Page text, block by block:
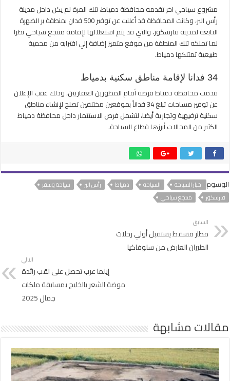
مشروع سياحي اخر تقدمه محافظة دمياط، تلك المرة لم يكن داخل مدينة
رأس البر، وكانت المحافظة قد أعلنت عن توفير 500 فدان بمنطقة بر الضهرة
التابعة لمدينة فارسكور، والتي قد يتم استغلالها لإقامة منتجع سياحي نظرا
لما تملكه تلك المنطقة من موقع متميز إضافة إلي اقترابه من محمية
طبيعية تمتلكها دمياط.
34 فدانا لإقامة مناطق سكنية بدمياط
قدمت محافظة دمياط فرصة أمام المطورين العقاريين، وذلك عقب الإعلان
عن توفير مساحات تبلغ 34 فداناً بموقعين مختلفين تصلح لإنشاء مناطق
سكنية ترفيهية وتجارية أيضا، لتشمل فرص الاستثمار داخل محافظة دمياط
الكثير من المجالات أبرزها قطاع السياحة.
الوسوم اخبار السياحة السياحة دمياط رأس البر
سياحة وسفر
فارسكور
منتجع سياحي
السابق
مطار مسقط يستقبل أولي رحلات
الطيران العارض من سلوفاكيا
التالي
إيلما عرب تحصل على لقب رائدة
موضة الشعر بالخليج بمسابقة ملكات
جمال 2025
مقالات مشابهة